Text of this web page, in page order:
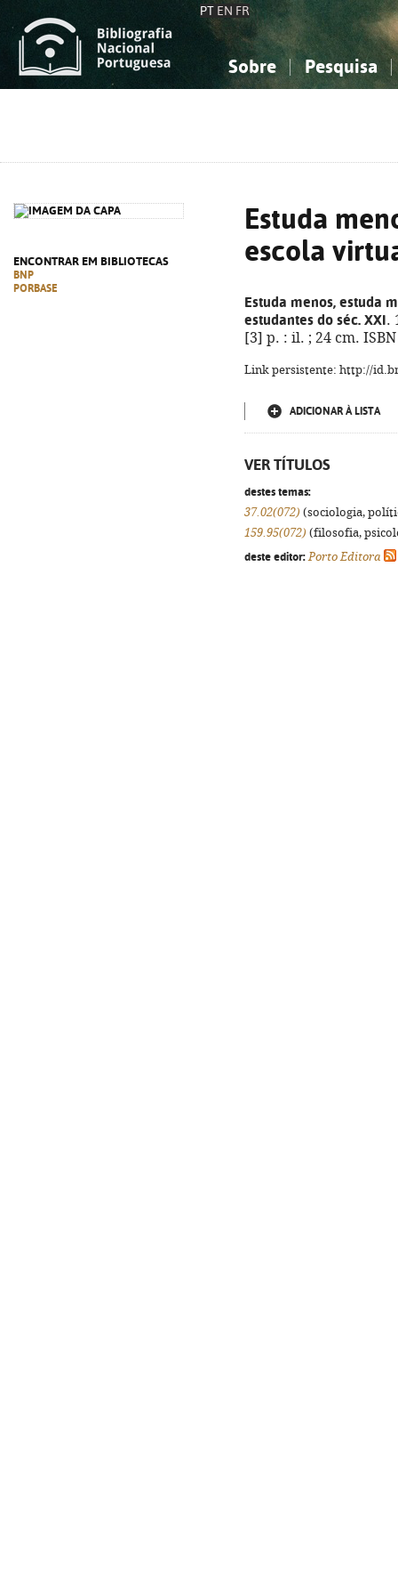
PT EN FR
Sobre Pesquisa
ENCONTRAR EM BIBLIOTECAS
BNP
PORBASE
Estuda
escola
Estuda menos, estuda
estudantes do séc. XXI.
[3] p. : il. ; 24 cm.
Link persistente: http://
ADICIONAR À LISTA
VER TÍTULOS
destes temas:
37.02(072) (sociologia,
159.95(072) (filosofia,
deste editor: Porto Editora